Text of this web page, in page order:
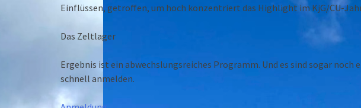
Einflüssen, getroffen, um hoch konzentriert das Highlight im KjG/CU-
Das Zeltlager
Ergebnis ist ein abwechslungsreiches Programm. Und es sind sogar
schnell anmelden.